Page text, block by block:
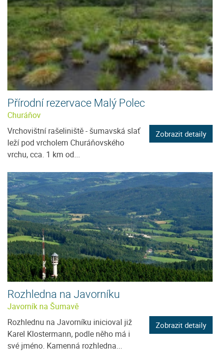
Přírodní rezervace Malý Polec
Churáňov
Vrchovištní rašeliniště - šumavská slať
leží pod vrcholem Churáňovského
vrchu, cca. 1 km od...
Zobrazit detaily
Rozhledna na Javorníku
Javorník na Šumavě
Rozhlednu na Javorníku inicioval již
Karel Klostermann, podle něho má i
své jméno. Kamenná rozhledna...
Zobrazit detaily